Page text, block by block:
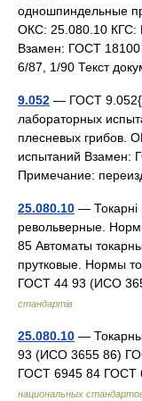
одношпиндельные
ОКС: 25.080.10 КГС:
Взамен: ГОСТ
6/87, 1/90 Текст
9.052 — ГОСТ 9.052{
лабораторных
плесневых грибов.
испытаний Взамен:
Примечание:
25.080.10 — Токарні
револьверные.
85 Автоматы
прутковые. Нормы
ГОСТ 44 93 (ИСО
стандартів
25.080.10 —
93 (ИСО 3655 86)
ГОСТ 6945 84
национальных